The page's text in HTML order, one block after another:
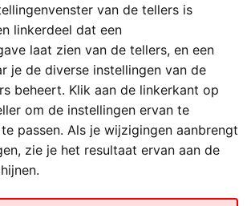
2014
2014
2013
2013
van de tellers is
linkerdeel dat een
laat zien van de tellers, en een
je de diverse instellingen van de
beheert. Klik aan de linkerkant op
om de instellingen ervan te
passen. Als je wijzigingen aanbrengt
zie je het resultaat ervan aan de